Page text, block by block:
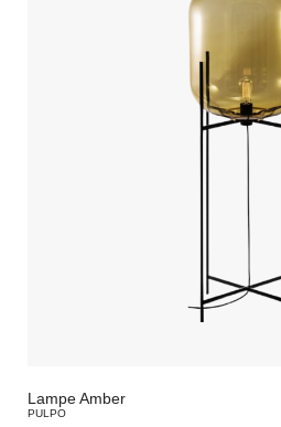
Lampe Amber
PULPO